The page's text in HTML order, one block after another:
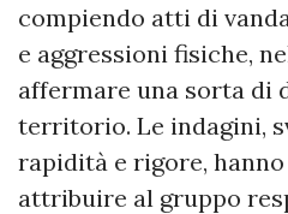
compiendo atti di
e aggressioni fisiche,
affermare una sorta di
territorio. Le indagini,
rapidità e rigore,
attribuire al gruppo